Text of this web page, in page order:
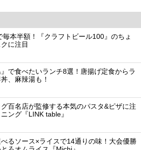
毎本半額！『クラフトビール100』のちょ
に注目
』で食べたいランチ8選！唐揚げ定食からラ
、麻辣湯も！
百名店が監修する本気のパスタ&ピザに注
ング『LINK table』
るソース×ライスで14通りの味！大会優勝